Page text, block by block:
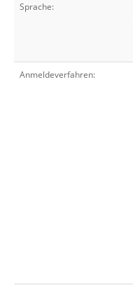
Sprache:
Anmeldeverfahren: